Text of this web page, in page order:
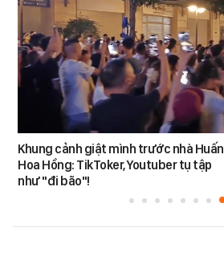
Khung cảnh giật mình trước nhà Huấn
Hoa Hồng: TikToker, Youtuber tụ tập
như "đi bão"!